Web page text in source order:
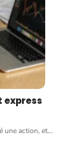
express
une action, et…